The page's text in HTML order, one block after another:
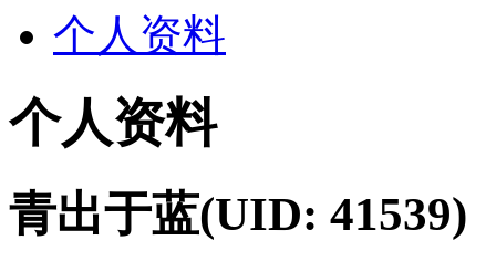
个人资料
个人资料
青出于蓝(UID: 41539)